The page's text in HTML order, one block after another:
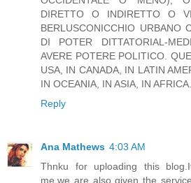
DIRETTO O INDIRETTO O
BERLUSCONICCHIO URBANO
DI POTER DITTATORIAL-
AVERE POTERE POLITICO.
USA, IN CANADA, IN LATIN
IN OCEANIA, IN ASIA, IN AFRICA.
Reply
Ana Mathews 4:03 AM
Thnku for uploading this
me.we are also given the